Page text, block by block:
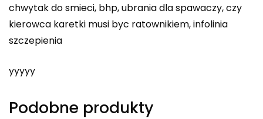
chwytak do smieci, bhp, ubrania dla spawaczy, czy
kierowca karetki musi byc ratownikiem, infolinia
szczepienia
yyyyy
Podobne produkty